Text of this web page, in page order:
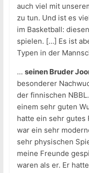
auch viel mit
zu tun. Und ist es
im Basketball:
spielen. […] Es ist
Typen in der
… seinen Bruder
besonderer
der finnischen
einem sehr guten
hatte ein sehr gutes
war ein sehr
sehr physischen
meine Freunde
waren als er. Er